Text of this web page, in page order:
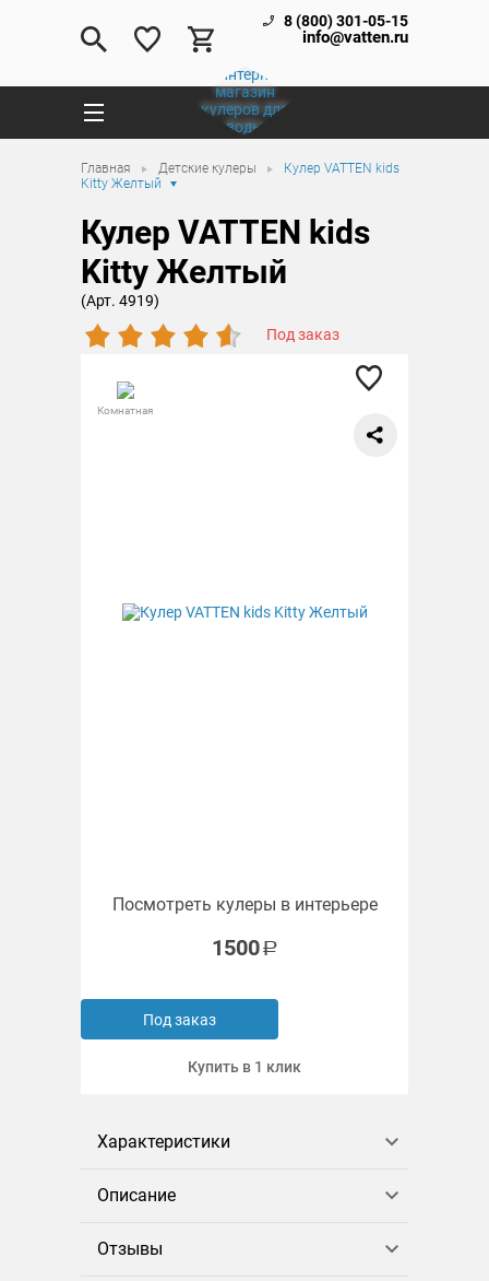
8 (800) 301-05-15
info@vatten.ru
Главная Детские кулеры
Кулер VATTEN kids
Kitty Желтый
Кулер VATTEN kids
Kitty Желтый
(Арт. 4919)
Под заказ
Комнатная
Посмотреть кулеры в интерьере
1500
Под заказ
Купить в 1 клик
Характеристики
Описание
Отзывы